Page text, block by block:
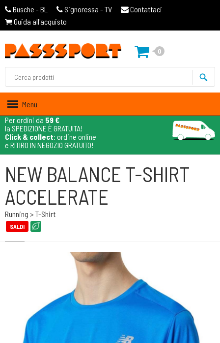
Busche - BL Signoressa - TV
Contattaci
Guida all'acquisto
0
Menu
Per ordini da 59 €
la SPEDIZIONE È GRATUITA!
Click & collect: ordine online
e RITIRO IN NEGOZIO GRATUITO!
NEW BALANCE T-SHIRT
ACCELERATE
Running > T-Shirt
SALDI